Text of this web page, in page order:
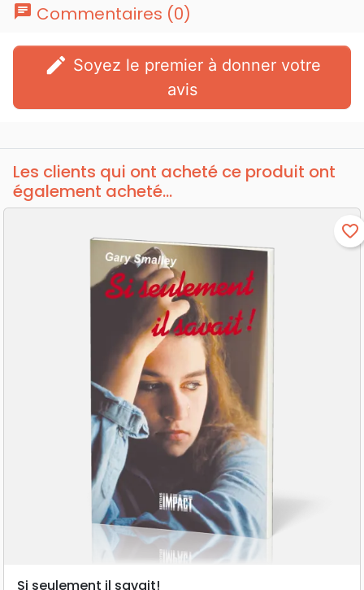
chat Commentaires (0)
edit
avis
Les clients qui ont acheté ce produit ont
également acheté...
favorite_border
Si seulement il savait!